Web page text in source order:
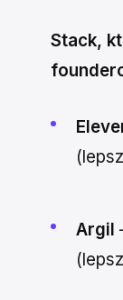
Stack,
Argil